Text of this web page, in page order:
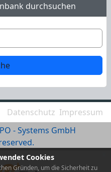
durchsuchen
Datenschutz Impressum
- Systems GmbH
Cookies
Gründen, um die Sicherheit zu